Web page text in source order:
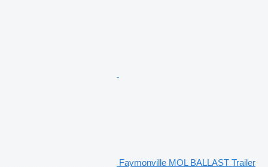
Faymonville MOL BALLAST Trailer